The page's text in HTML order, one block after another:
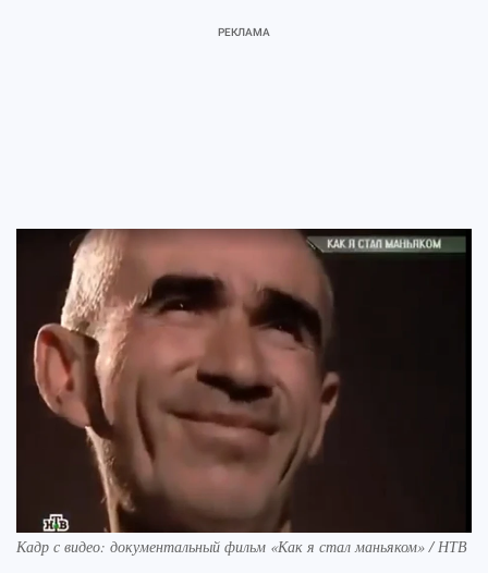
Кадр с видео: документальный фильм «Как я стал маньяком» / НТВ